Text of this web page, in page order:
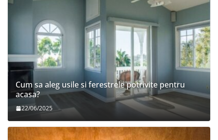
Cum sa aleg usile si ferestrele potrivite pentru
acasa?
22/06/2025